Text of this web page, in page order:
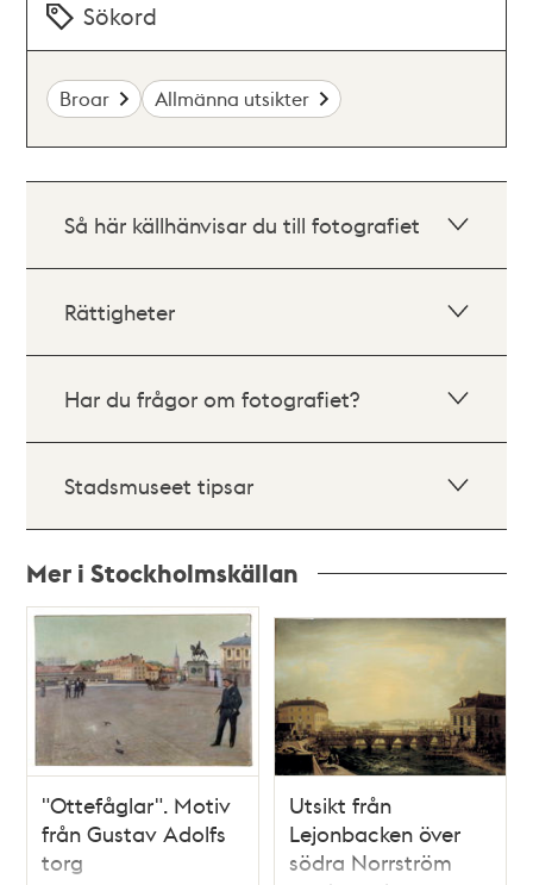
Sökord
Broar Allmänna utsikter
Så här källhänvisar du till fotografiet
Rättigheter
Har du frågor om fotografiet?
Stadsmuseet tipsar
Mer i Stockholmskällan
Relaterade
och
teman
"Ottefåglar". Motiv
från Gustav Adolfs
torg
Utsikt från
Lejonbacken över
södra Norrström